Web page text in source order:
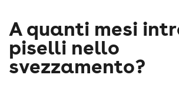
A quanti mesi
piselli nello
svezzamento?